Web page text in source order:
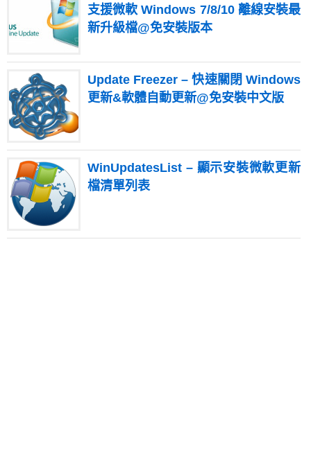
支援微軟 Windows 7/8/10 離線安裝最
新升級檔@免安裝版本
Update Freezer – 快速關閉 Windows
更新&軟體自動更新@免安裝中文版
WinUpdatesList – 顯示安裝微軟更新
檔清單列表